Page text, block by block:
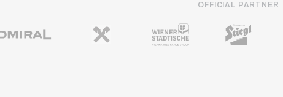
OFFICIAL PARTNER